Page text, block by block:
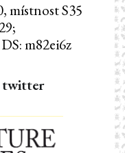
místnost S35
m82ei6z
twitter